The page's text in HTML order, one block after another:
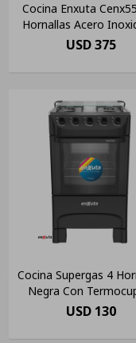
Cocina Enxuta
Hornallas Acero
Amv Tipo De
USD375
Cocina Supergas 4
Negra Con
Enxuta Pf Color
USD 130